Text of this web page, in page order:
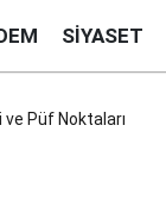
SIYASET
ve Püf Noktaları